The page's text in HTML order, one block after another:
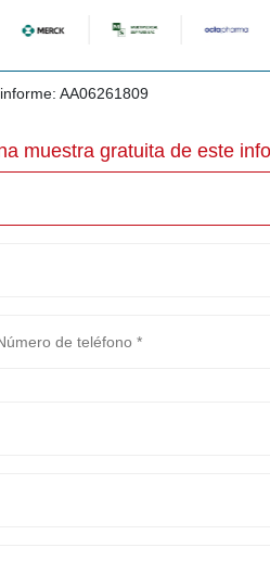
AA06261809
muestra gratuita de este